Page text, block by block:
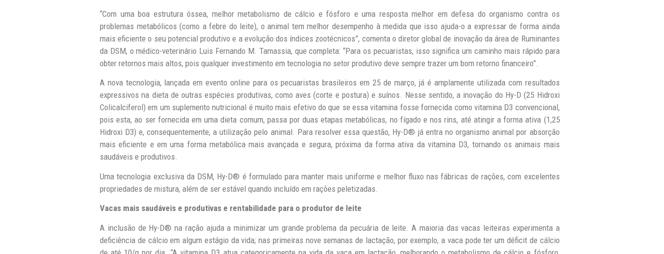
“Com uma boa estrutura óssea, melhor metabolismo de cálcio e fósforo e uma resposta melhor em defesa do organismo contra os
problemas metabólicos (como a febre do leite), o animal tem melhor desempenho à medida que isso ajuda-o a expressar de forma ainda
mais eficiente o seu potencial produtivo e a evolução dos índices zootécnicos”, comenta o diretor global de inovação da área de Ruminantes
da DSM, o médico-veterinário Luis Fernando M. Tamassia, que completa: “Para os pecuaristas, isso significa um caminho mais rápido para
obter retornos mais altos, pois qualquer investimento em tecnologia no setor produtivo deve sempre trazer um bom retorno financeiro”.
A nova tecnologia, lançada em evento online para os pecuaristas brasileiros em 25 de março, já é amplamente utilizada com resultados
expressivos na dieta de outras espécies produtivas, como aves (corte e postura) e suínos. Nesse sentido, a inovação do Hy-D (25 Hidroxi
Colicalciferol) em um suplemento nutricional é muito mais efetivo do que se essa vitamina fosse fornecida como vitamina D3 convencional,
pois esta, ao ser fornecida em uma dieta comum, passa por duas etapas metabólicas, no fígado e nos rins, até atingir a forma ativa (1,25
Hidroxi D3) e, consequentemente, a utilização pelo animal. Para resolver essa questão, Hy-D® já entra no organismo animal por absorção
mais eficiente e em uma forma metabólica mais avançada e segura, próxima da forma ativa da vitamina D3, tornando os animais mais
saudáveis e produtivos.
Uma tecnologia exclusiva da DSM, Hy-D® é formulado para manter mais uniforme e melhor fluxo nas fábricas de rações, com excelentes
propriedades de mistura, além de ser estável quando incluído em rações peletizadas.
Vacas mais saudáveis e produtivas e rentabilidade para o produtor de leite
A inclusão de Hy-D® na ração ajuda a minimizar um grande problema da pecuária de leite. A maioria das vacas leiteiras experimenta a
deficiência de cálcio em algum estágio da vida; nas primeiras nove semanas de lactação, por exemplo, a vaca pode ter um déficit de cálcio